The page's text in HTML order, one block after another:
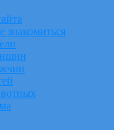
знакомиться